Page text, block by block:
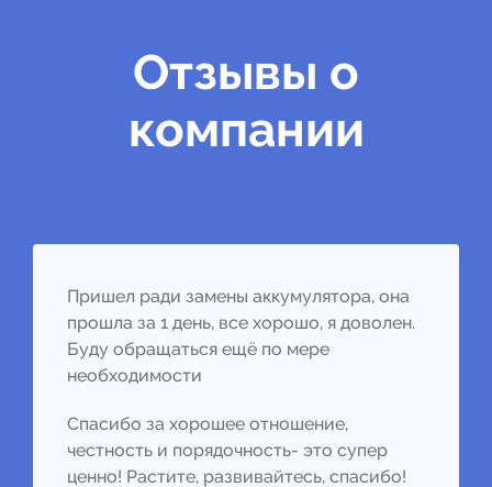
Отзывы о
компании
Пришел ради замены аккумулятора, она
прошла за 1 день, все хорошо, я доволен.
Буду обращаться ещё по мере
необходимости
Спасибо за хорошее отношение,
честность и порядочность- это супер
ценно! Растите, развивайтесь, спасибо!